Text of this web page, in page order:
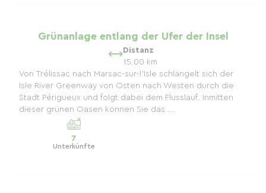
Grünanlage entlang der Ufer der Insel
Distanz
15.00 km
Von Trélissac nach Marsac-sur-l'Isle schlängelt sich der
Isle River Greenway von Osten nach Westen durch die
Stadt Périgueux und folgt dabei dem Flusslauf. Inmitten
dieser grünen Oasen können Sie das ...
7
Unterkünfte